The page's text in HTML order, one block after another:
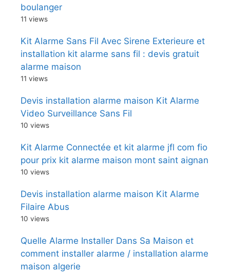
boulanger
11 views
Kit Alarme Sans Fil Avec Sirene Exterieure et
installation kit alarme sans fil : devis gratuit
alarme maison
11 views
Devis installation alarme maison Kit Alarme
Video Surveillance Sans Fil
10 views
Kit Alarme Connectée et kit alarme jfl com fio
pour prix kit alarme maison mont saint aignan
10 views
Devis installation alarme maison Kit Alarme
Filaire Abus
10 views
Quelle Alarme Installer Dans Sa Maison et
comment installer alarme / installation alarme
maison algerie